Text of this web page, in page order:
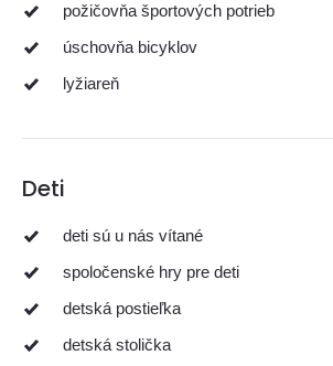
požičovňa športových potrieb
úschovňa bicyklov
lyžiareň
Deti
deti sú u nás vítané
spoločenské hry pre deti
detská postieľka
detská stolička